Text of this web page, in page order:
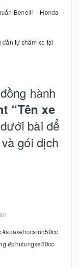
Benelli – Honda –
tự chăm xe tại
hành
“Tên xe
bài để
gói dịch
#suaxehocsinh50cc
#phutungxe50cc